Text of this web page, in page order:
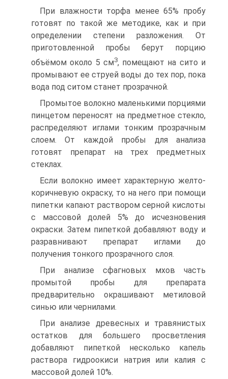
При влажности торфа менее 65% пробу
готовят по такой же методике, как и при
определении степени разложения. От
приготовленной пробы берут порцию
объёмом около 5 см3, помещают на сито и
промывают ее струей воды до тех пор, пока
вода под ситом станет прозрачной.
Промытое волокно маленькими порциями
пинцетом переносят на предметное стекло,
распределяют иглами тонким прозрачным
слоем. От каждой пробы для анализа
готовят препарат на трех предметных
стеклах.
Если волокно имеет характерную желто-
коричневую окраску, то на него при помощи
пипетки капают раствором серной кислоты
с массовой долей 5% до исчезновения
окраски. Затем пипеткой добавляют воду и
разравнивают препарат иглами до
получения тонкого прозрачного слоя.
При анализе сфагновых мхов часть
промытой пробы для препарата
предварительно окрашивают метиловой
синью или чернилами.
При анализе древесных и травянистых
остатков для большего просветления
добавляют пипеткой несколько капель
раствора гидроокиси натрия или калия с
массовой долей 10%.